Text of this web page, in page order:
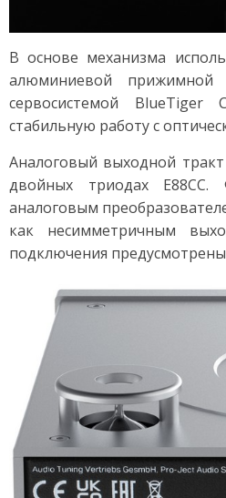
В основе механизма
алюминиевой прижимной
сервосистемой BlueTiger
стабильную работу с
Аналоговый выходной
двойных триодах E88CC.
аналоговым
как несимметричным
подключения